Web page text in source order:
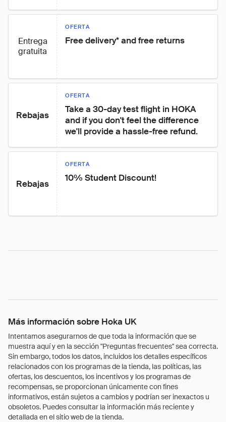
Entrega
gratuita
OFERTA
Free delivery* and free returns
Rebajas
OFERTA
Take a 30-day test flight in HOKA
and if you don't feel the difference
we'll provide a hassle-free refund.
Rebajas
OFERTA
10% Student Discount!
Más información sobre Hoka UK
Intentamos asegurarnos de que toda la información que se
muestra aquí y en la sección "Preguntas frecuentes" sea correcta.
Sin embargo, todos los datos, incluidos los detalles específicos
relacionados con los programas de la tienda, las políticas, las
ofertas, los descuentos, los incentivos y los programas de
recompensas, se proporcionan únicamente con fines
informativos, están sujetos a cambios y podrían ser inexactos u
obsoletos. Puedes consultar la información más reciente y
detallada en el sitio web de la tienda.